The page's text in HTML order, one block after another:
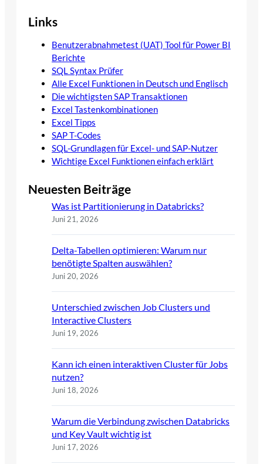
Links
Benutzerabnahmetest (UAT) Tool für Power BI
Berichte
SQL Syntax Prüfer
Alle Excel Funktionen in Deutsch und Englisch
Die wichtigsten SAP Transaktionen
Excel Tastenkombinationen
Excel Tipps
SAP T-Codes
SQL-Grundlagen für Excel- und SAP-Nutzer
Wichtige Excel Funktionen einfach erklärt
Neuesten Beiträge
Was ist Partitionierung in Databricks?
Juni 21, 2026
Delta-Tabellen optimieren: Warum nur
benötigte Spalten auswählen?
Juni 20, 2026
Unterschied zwischen Job Clusters und
Interactive Clusters
Juni 19, 2026
Kann ich einen interaktiven Cluster für Jobs
nutzen?
Juni 18, 2026
Warum die Verbindung zwischen Databricks
und Key Vault wichtig ist
Juni 17, 2026